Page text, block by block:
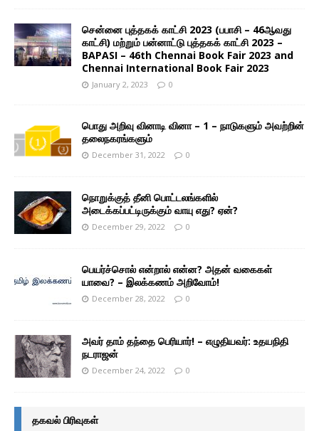
சென்னை புத்தகக் காட்சி 2023 (பபாசி – 46ஆவது
காட்சி) மற்றும் பன்னாட்டு புத்தகக் காட்சி 2023 –
BAPASI – 46th Chennai Book Fair 2023 and
Chennai International Book Fair 2023
January 2, 2023 0
பொது அறிவு வினாடி வினா – 1 – நாடுகளும் அவற்றின்
தலைநகரங்களும்
December 31, 2022 0
நொறுக்குத் தீனி பொட்டலங்களில்
அடைக்கப்பட்டிருக்கும் வாயு எது? ஏன்?
December 29, 2022 0
பெயர்ச்சொல் என்றால் என்ன? அதன் வகைகள்
யாவை? – இலக்கணம் அறிவோம்!
December 28, 2022 0
அவர் தாம் தந்தை பெரியார்! – எழுதியவர்: உதயநிதி
நடராஜன்
December 24, 2022 0
தகவல் பிரிவுகள்